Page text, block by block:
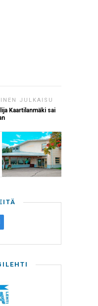
JULKAISU
Kaartilanmäki sai